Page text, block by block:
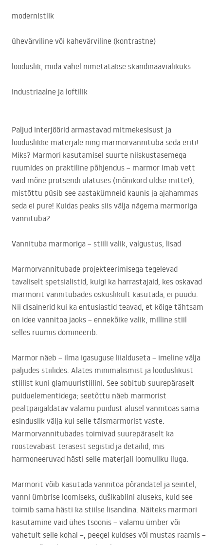
modernistlik
ühevärviline või kahevärviline (kontrastne)
looduslik, mida vahel nimetatakse skandinaavialikuks
industriaalne ja loftilik
Paljud interjöörid armastavad mitmekesisust ja
looduslikke materjale ning marmorvannituba seda eriti!
Miks? Marmori kasutamisel suurte niiskustasemega
ruumides on praktiline põhjendus – marmor imab vett
vaid mõne protsendi ulatuses (mõnikord üldse mitte!),
mistõttu püsib see aastakümneid kaunis ja ajahammas
seda ei pure! Kuidas peaks siis välja nägema marmoriga
vannituba?
Vannituba marmoriga – stiili valik, valgustus, lisad
Marmorvannitubade projekteerimisega tegelevad
tavaliselt spetsialistid, kuigi ka harrastajaid, kes oskavad
marmorit vannitubades oskuslikult kasutada, ei puudu.
Nii disainerid kui ka entusiastid teavad, et kõige tähtsam
on idee vannitoa jaoks – ennekõike valik, milline stiil
selles ruumis domineerib.
Marmor näeb – ilma igasuguse liialduseta – imeline välja
paljudes stiilides. Alates minimalismist ja looduslikust
stiilist kuni glamuuri­stiilini. See sobitub suurepäraselt
puiduelementidega; seetõttu näeb marmorist
pealtpaigaldatav valamu puidust alusel vannitoas sama
esinduslik välja kui selle täismarmorist vaste.
Marmorvannitubades toimivad suurepäraselt ka
roostevabast terasest segistid ja detailid, mis
harmoneeruvad hästi selle materjali loomuliku iluga.
Marmorit võib kasutada vannitoa põrandatel ja seintel,
vanni ümbrise loomiseks, dušikabiini aluseks, kuid see
toimib sama hästi ka stiilse lisandina. Näiteks marmori
kasutamine vaid ühes tsoonis – valamu ümber või
vahetult selle kohal –, peegel kuldses või mustas raamis –